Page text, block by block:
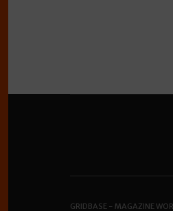
GRIDBASE - MAGAZINE